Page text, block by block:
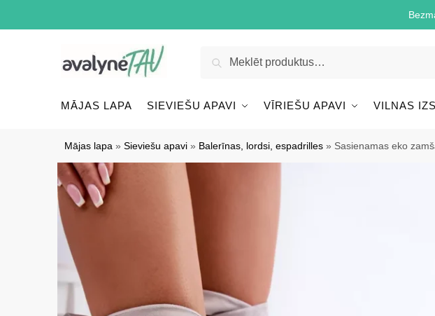
Meklēt
MĀJAS LAPA SIEVIEŠU APAVI VĪRIEŠU APAVI VILNAS
Mājas lapa »Sieviešu apavi » Balerīnas, lordsi, espadrilles » Sasienamas eko